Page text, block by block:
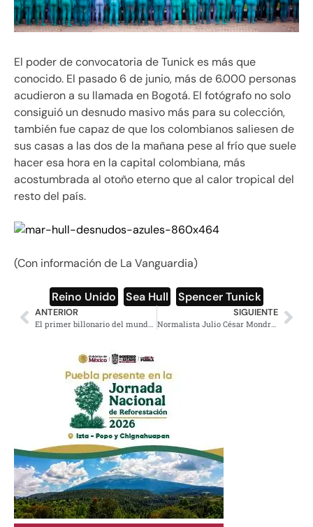
El poder de convocatoria de Tunick es más que
conocido. El pasado 6 de junio, más de 6.000 personas
acudieron a su llamada en Bogotá. El fotógrafo no solo
consiguió un desnudo masivo más para su colección,
también fue capaz de que los colombianos saliesen de
sus casas a las dos de la mañana pese al frío que suele
hacer esa hora en la capital colombiana, más
acostumbrada al otoño eterno que al calor tropical del
resto del país.
(Con información de La Vanguardia)
Reino Unido Sea Hull Spencer Tunick
ANTERIOR SIGUIENTE
Normalista Julio César Mondragón murió por traumatismo en la cabeza: CNDH